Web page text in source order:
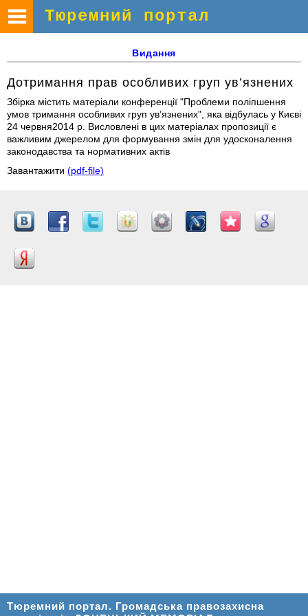
Тюремний портал
Видання
Дотримання прав особливих груп ув’язнених
Збірка містить матеріали конференції "Проблеми поліпшення
умов тримання особливих груп ув’язнених", яка відбулась у Києві
24 червня2014 р. Висловлені в цих матеріалах пропозиції є
важливим джерелом для формування змін для удосконалення
законодавства та нормативних актів
Завантажити (pdf-file)
Тюремний портал. Громадська правозахисна